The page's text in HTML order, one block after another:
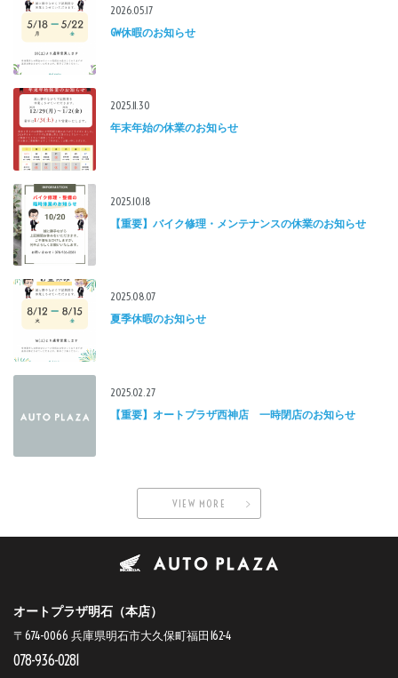
2026.05.17
GW休暇のお知らせ
2025.11.30
年末年始の休業のお知らせ
2025.10.18
【重要】バイク修理・メンテナンスの休業のお知らせ
2025.08.07
夏季休暇のお知らせ
2025.02.27
【重要】オートプラザ西神店 一時閉店のお知らせ
VIEW MORE
オートプラザ明石（本店）
〒674-0066 兵庫県明石市大久保町福田162-4
078-936-0281